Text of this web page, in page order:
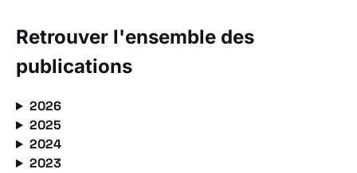
Retrouver l'ensemble des
publications
2026
2025
2024
2023